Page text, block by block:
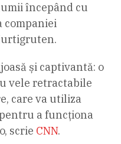
începând cu
companiei
și captivantă: o
vele retractabile
care va utiliza
a funcționa
scrie CNN.